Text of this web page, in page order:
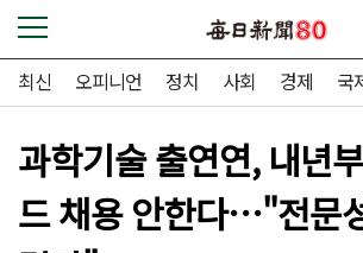
최신 오피니언 정치 사회 경제 국
과학기술 출연연, 내년
드 채용 안한다…"전문